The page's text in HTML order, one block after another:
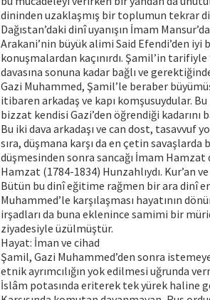
dininden uzaklaşmış bir toplumun tekrar
Dağıstan’daki dinî uyanışın İmam
Arakani’nin büyük alimi Said Efendi’den
konuşmalardan kaçınırdı. Şamil’in
davasına sonuna kadar bağlı ve
Gazi Muhammed, Şamil’le beraber
itibaren arkadaş ve kapı komşusuydular.
bizzat kendisi Gazi’den öğrendiği
Bu iki dava arkadaşı ve can dost, tasavvuf
sıra, düşmana karşı da en çetin
düşmesinden sonra sancağı İmam Hamzat
Hamzat (1784-1834) Hunzahlıydı. Kur’an
Bütün bu dinî eğitime rağmen bir ara dinî
Muhammed’le karşılaşması hayatının
irşadları da buna eklenince samimi bir
ziyadesiyle üzülmüştür.
Hayat: İman ve cihad
Şamil, Gazi Muhammed’den sonra
etnik ayrımcılığın yok edilmesi uğrunda
İslâm potasında eriterek tek yürek haline